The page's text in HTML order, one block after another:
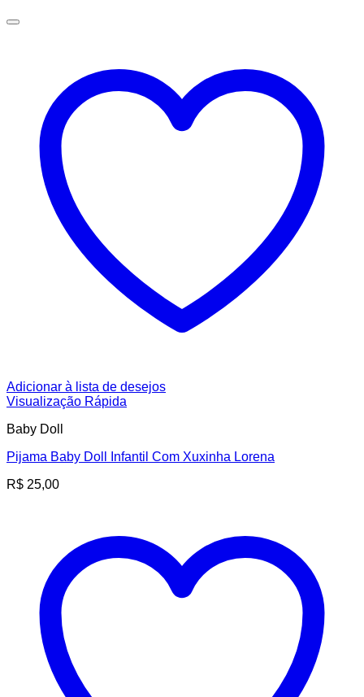
Adicionar à lista de desejos
Visualização Rápida
Baby Doll
Pijama Baby Doll Infantil Com Xuxinha Lorena
R$ 25,00